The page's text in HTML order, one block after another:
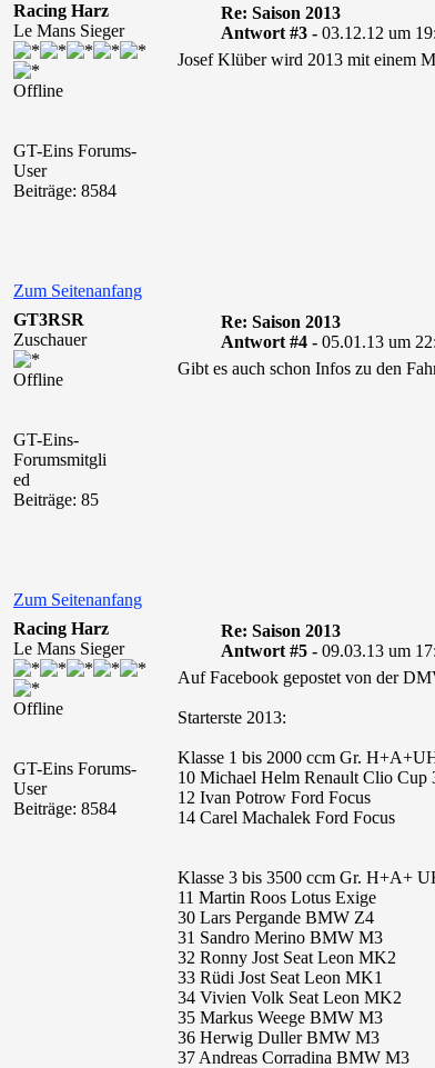
Racing Harz
Le Mans Sieger
Offline
GT-Eins Forums-
User
Beiträge: 8584
Re: Saison 2013
Antwort #3 - 03.12.12 um
Josef Klüber wird 2013 mit einem
Zum Seitenanfang
GT3RSR
Zuschauer
Offline
GT-Eins-
Forumsmitgli
ed
Beiträge: 85
Re: Saison 2013
Antwort #4 - 05.01.13 um
Gibt es auch schon Infos zu den
Zum Seitenanfang
Racing Harz
Le Mans Sieger
Offline
GT-Eins Forums-
User
Beiträge: 8584
Re: Saison 2013
Antwort #5 - 09.03.13 um
Auf Facebook gepostet von der
Starterste 2013:
Klasse 1 bis 2000 ccm Gr.
10 Michael Helm Renault Clio Cup
12 Ivan Potrow Ford Focus
14 Carel Machalek Ford Focus
Klasse 3 bis 3500 ccm Gr. H+A+
11 Martin Roos Lotus Exige
30 Lars Pergande BMW Z4
31 Sandro Merino BMW M3
32 Ronny Jost Seat Leon MK2
33 Rüdi Jost Seat Leon MK1
34 Vivien Volk Seat Leon MK2
35 Markus Weege BMW M3
36 Herwig Duller BMW M3
37 Andreas Corradina BMW M3